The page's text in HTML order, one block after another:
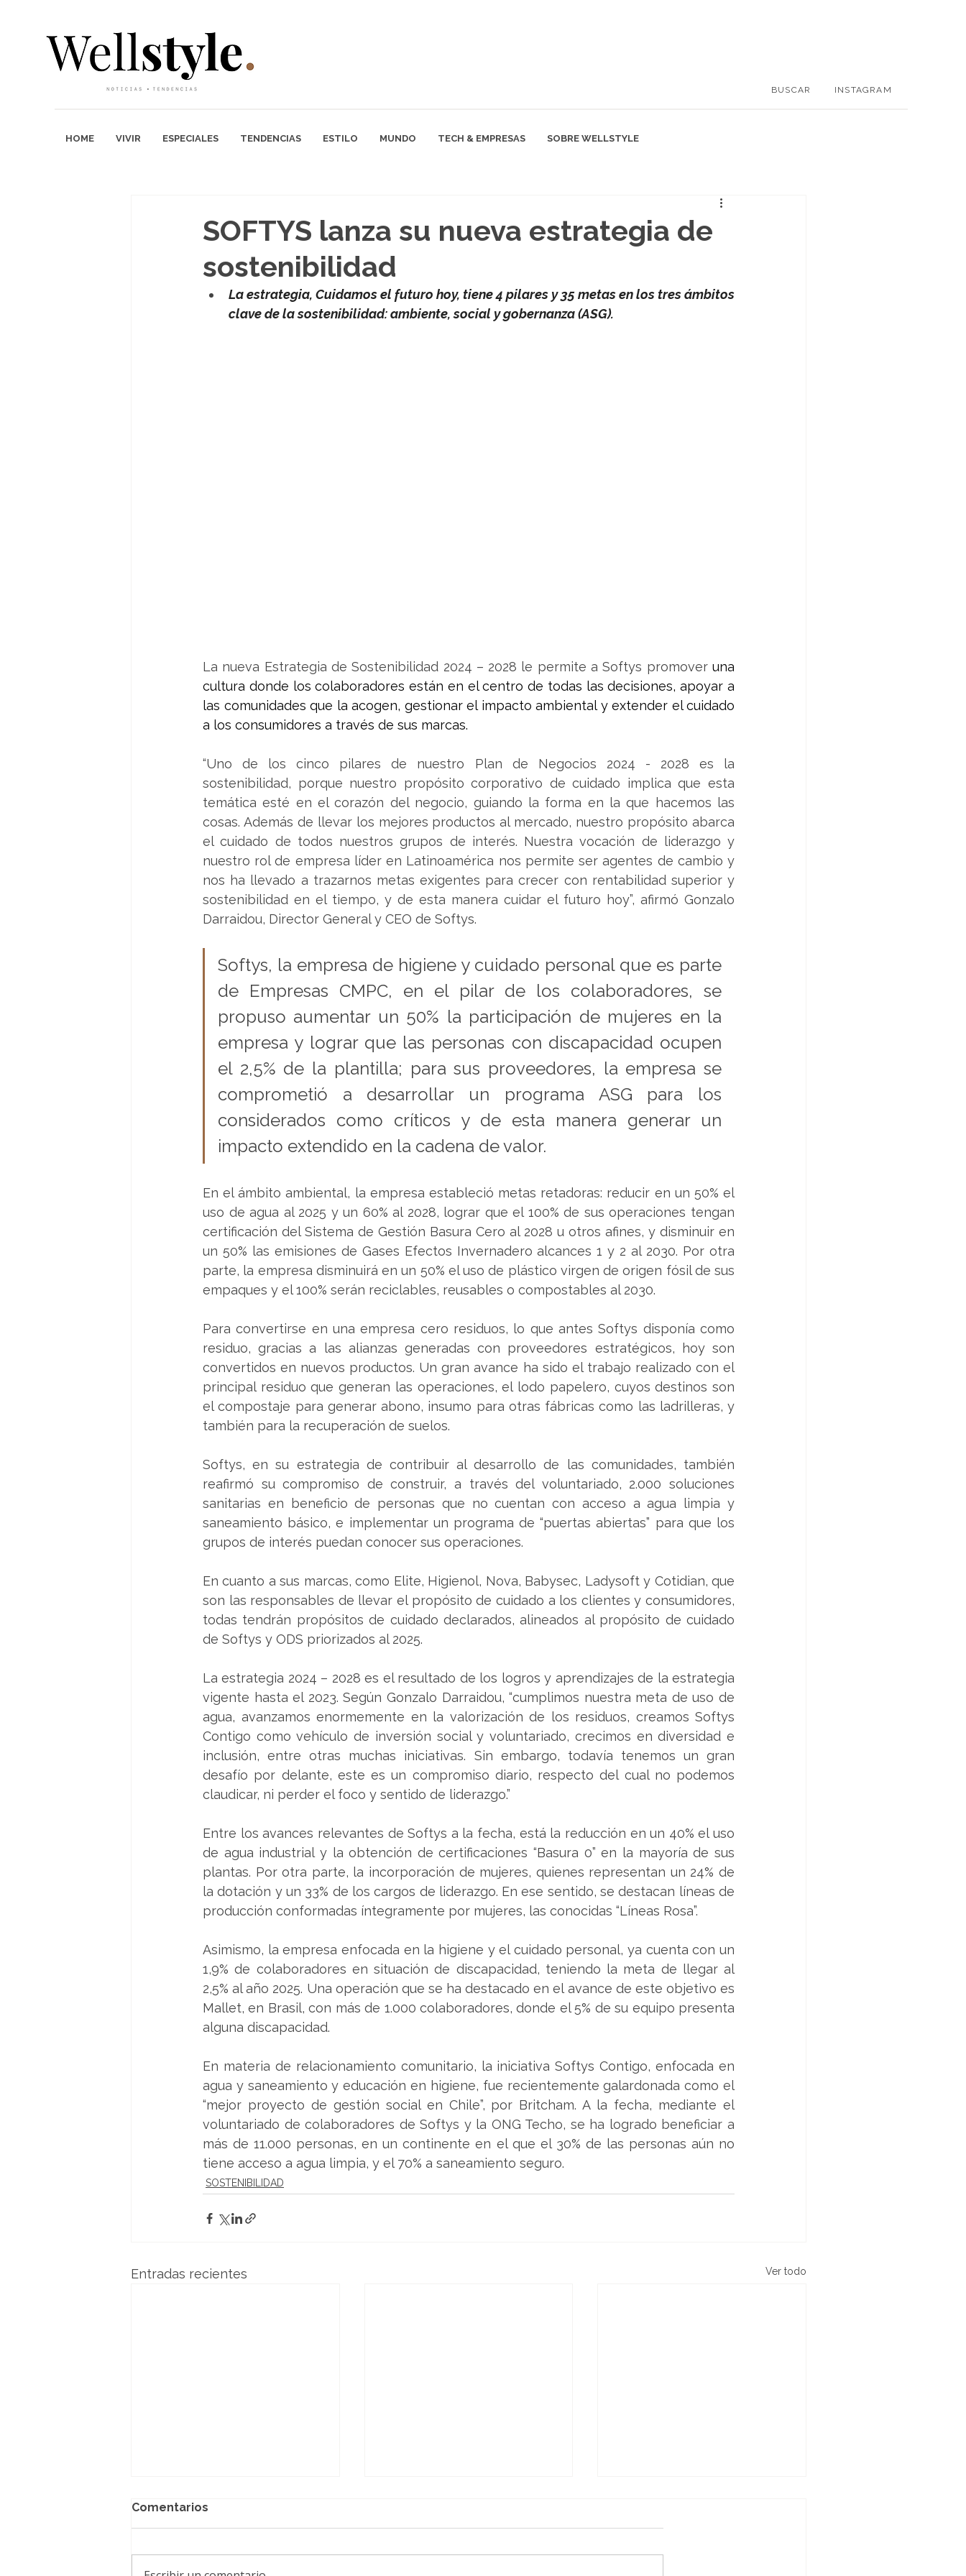
BUSCAR INSTAGRAM
HOME VIVIR ESPECIALES TENDENCIAS ESTILO MUNDO TECH & EMPRESAS SOBRE WELLSTYLE
SOFTYS lanza su nueva estrategia de
sostenibilidad
La estrategia, Cuidamos el futuro hoy, tiene 4 pilares y 35 metas en los tres ámbitos
clave de la sostenibilidad: ambiente, social y gobernanza (ASG).
La nueva Estrategia de Sostenibilidad 2024 – 2028 le permite a Softys promover una
cultura donde los colaboradores están en el centro de todas las decisiones, apoyar a
las comunidades que la acogen, gestionar el impacto ambiental y extender el cuidado
a los consumidores a través de sus marcas.
“Uno de los cinco pilares de nuestro Plan de Negocios 2024 - 2028 es la
sostenibilidad, porque nuestro propósito corporativo de cuidado implica que esta
temática esté en el corazón del negocio, guiando la forma en la que hacemos las
cosas. Además de llevar los mejores productos al mercado, nuestro propósito abarca
el cuidado de todos nuestros grupos de interés. Nuestra vocación de liderazgo y
nuestro rol de empresa líder en Latinoamérica nos permite ser agentes de cambio y
nos ha llevado a trazarnos metas exigentes para crecer con rentabilidad superior y
sostenibilidad en el tiempo, y de esta manera cuidar el futuro hoy”, afirmó Gonzalo
Darraidou, Director General y CEO de Softys.
Softys, la empresa de higiene y cuidado personal que es parte
de Empresas CMPC, en el pilar de los colaboradores, se
propuso aumentar un 50% la participación de mujeres en la
empresa y lograr que las personas con discapacidad ocupen
el 2,5% de la plantilla; para sus proveedores, la empresa se
comprometió a desarrollar un programa ASG para los
considerados como críticos y de esta manera generar un
impacto extendido en la cadena de valor.
En el ámbito ambiental, la empresa estableció metas retadoras: reducir en un 50% el
uso de agua al 2025 y un 60% al 2028, lograr que el 100% de sus operaciones tengan
certificación del Sistema de Gestión Basura Cero al 2028 u otros afines, y disminuir en
un 50% las emisiones de Gases Efectos Invernadero alcances 1 y 2 al 2030. Por otra
parte, la empresa disminuirá en un 50% el uso de plástico virgen de origen fósil de sus
empaques y el 100% serán reciclables, reusables o compostables al 2030.
Para convertirse en una empresa cero residuos, lo que antes Softys disponía como
residuo, gracias a las alianzas generadas con proveedores estratégicos, hoy son
convertidos en nuevos productos. Un gran avance ha sido el trabajo realizado con el
principal residuo que generan las operaciones, el lodo papelero, cuyos destinos son
el compostaje para generar abono, insumo para otras fábricas como las ladrilleras, y
también para la recuperación de suelos.
Softys, en su estrategia de contribuir al desarrollo de las comunidades, también
reafirmó su compromiso de construir, a través del voluntariado, 2.000 soluciones
sanitarias en beneficio de personas que no cuentan con acceso a agua limpia y
saneamiento básico, e implementar un programa de “puertas abiertas” para que los
grupos de interés puedan conocer sus operaciones.
En cuanto a sus marcas, como Elite, Higienol, Nova, Babysec, Ladysoft y Cotidian, que
son las responsables de llevar el propósito de cuidado a los clientes y consumidores,
todas tendrán propósitos de cuidado declarados, alineados al propósito de cuidado
de Softys y ODS priorizados al 2025.
La estrategia 2024 – 2028 es el resultado de los logros y aprendizajes de la estrategia
vigente hasta el 2023. Según Gonzalo Darraidou, “cumplimos nuestra meta de uso de
agua, avanzamos enormemente en la valorización de los residuos, creamos Softys
Contigo como vehículo de inversión social y voluntariado, crecimos en diversidad e
inclusión, entre otras muchas iniciativas. Sin embargo, todavía tenemos un gran
desafío por delante, este es un compromiso diario, respecto del cual no podemos
claudicar, ni perder el foco y sentido de liderazgo.”
Entre los avances relevantes de Softys a la fecha, está la reducción en un 40% el uso
de agua industrial y la obtención de certificaciones “Basura 0” en la mayoría de sus
plantas. Por otra parte, la incorporación de mujeres, quienes representan un 24% de
la dotación y un 33% de los cargos de liderazgo. En ese sentido, se destacan líneas de
producción conformadas íntegramente por mujeres, las conocidas “Líneas Rosa”.
Asimismo, la empresa enfocada en la higiene y el cuidado personal, ya cuenta con un
1,9% de colaboradores en situación de discapacidad, teniendo la meta de llegar al
2,5% al año 2025. Una operación que se ha destacado en el avance de este objetivo es
Mallet, en Brasil, con más de 1.000 colaboradores, donde el 5% de su equipo presenta
alguna discapacidad.
En materia de relacionamiento comunitario, la iniciativa Softys Contigo, enfocada en
agua y saneamiento y educación en higiene, fue recientemente galardonada como el
“mejor proyecto de gestión social en Chile”, por Britcham. A la fecha, mediante el
voluntariado de colaboradores de Softys y la ONG Techo, se ha logrado beneficiar a
más de 11.000 personas, en un continente en el que el 30% de las personas aún no
tiene acceso a agua limpia, y el 70% a saneamiento seguro.
SOSTENIBILIDAD
Entradas recientes Ver todo
Comentarios